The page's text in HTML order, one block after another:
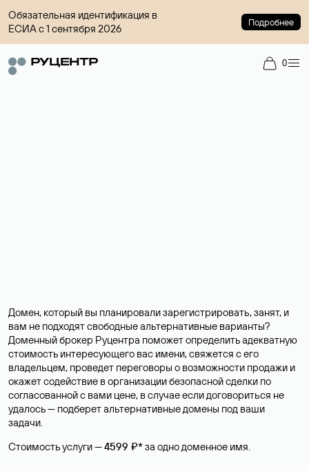
Обязательная идентификация в
ЕСИА с 1 сентября 2026
Подробнее
0
Домен, который вы планировали зарегистрировать, занят, и
вам не подходят свободные альтернативные варианты?
Доменный брокер Руцентра поможет определить адекватную
стоимость интересующего вас имени, свяжется с его
владельцем, проведет переговоры о возможности продажи и
окажет содействие в организации безопасной сделки по
согласованной с вами цене, в случае если договориться не
удалось — подберет альтернативные домены под ваши
задачи.
Стоимость услуги —4599 ₽*за одно доменное имя.